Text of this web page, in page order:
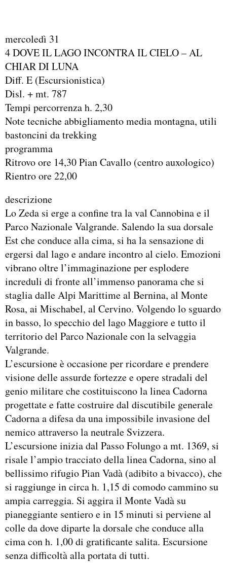
mercoledì 31
4 DOVE IL LAGO INCONTRA IL CIELO – AL
CHIAR DI LUNA
Diff. E (Escursionistica)
Disl. + mt. 787
Tempi percorrenza h. 2,30
Note tecniche abbigliamento media montagna, utili
bastoncini da trekking
programma
Ritrovo ore 14,30 Pian Cavallo (centro auxologico)
Rientro ore 22,00
descrizione
Lo Zeda si erge a confine tra la val Cannobina e il
Parco Nazionale Valgrande. Salendo la sua dorsale
Est che conduce alla cima, si ha la sensazione di
ergersi dal lago e andare incontro al cielo. Emozioni
vibrano oltre l’immaginazione per esplodere
increduli di fronte all’immenso panorama che si
staglia dalle Alpi Marittime al Bernina, al Monte
Rosa, ai Mischabel, al Cervino. Volgendo lo sguardo
in basso, lo specchio del lago Maggiore e tutto il
territorio del Parco Nazionale con la selvaggia
Valgrande.
L’escursione è occasione per ricordare e prendere
visione delle assurde fortezze e opere stradali del
genio militare che costituiscono la linea Cadorna
progettate e fatte costruire dal discutibile generale
Cadorna a difesa da una impossibile invasione del
nemico attraverso la neutrale Svizzera.
L’escursione inizia dal Passo Folungo a mt. 1369, si
risale l’ampio tracciato della linea Cadorna, sino al
bellissimo rifugio Pian Vadà (adibito a bivacco), che
si raggiunge in circa h. 1,15 di comodo cammino su
ampia carreggia. Si aggira il Monte Vadà su
pianeggiante sentiero e in 15 minuti si perviene al
colle da dove diparte la dorsale che conduce alla
cima con h. 1,00 di gratificante salita. Escursione
senza difficoltà alla portata di tutti.